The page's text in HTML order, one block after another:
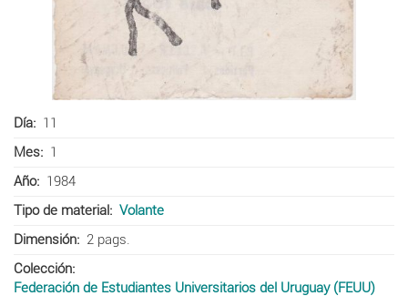
Día
11
Mes
1
Año
1984
Tipo de material
Volante
Dimensión
2 pags.
Colección
Federación de Estudiantes Universitarios del Uruguay (FEUU)